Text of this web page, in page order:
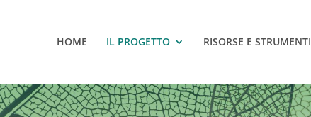
HOME IL PROGETTO RISORSE E STRUMENTI